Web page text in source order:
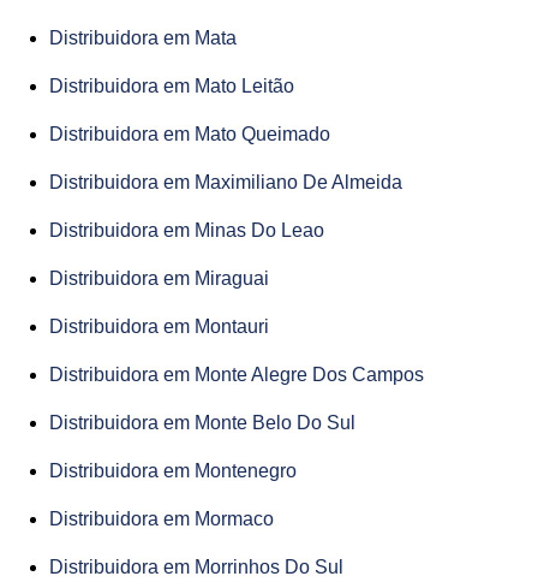
Distribuidora em Mata
Distribuidora em Mato Leitão
Distribuidora em Mato Queimado
Distribuidora em Maximiliano De Almeida
Distribuidora em Minas Do Leao
Distribuidora em Miraguai
Distribuidora em Montauri
Distribuidora em Monte Alegre Dos Campos
Distribuidora em Monte Belo Do Sul
Distribuidora em Montenegro
Distribuidora em Mormaco
Distribuidora em Morrinhos Do Sul